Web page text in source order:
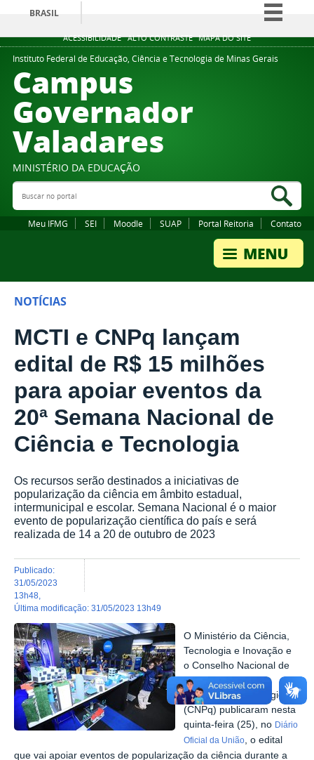
ACESSIBILIDADE ALTO CONTRASTE MAPA DO SITE
BRASIL
Simplifique!
Comunica BR
Instituto Federal de Educação, Ciência e Tecnologia de Minas Gerais
Campus
Governador
Valadares
MINISTÉRIO DA EDUCAÇÃO
Buscar no portal
Meu IFMG SEI Moodle SUAP Portal Reitoria Contato
NOTÍCIAS
MCTI e CNPq lançam
edital de R$ 15 milhões
para apoiar eventos da
20ª Semana Nacional de
Ciência e Tecnologia
Os recursos serão destinados a iniciativas de
popularização da ciência em âmbito estadual,
intermunicipal e escolar. Semana Nacional é o maior
evento de popularização científica do país e será
realizada de 14 a 20 de outubro de 2023
publicado:
31/05/2023
13h48
última modificação: 31/05/2023 13h49
O Ministério da Ciência,
Tecnologia e Inovação e
o Conselho Nacional de
Desenvolvimento
Científico e Tecnológico
(CNPq) publicaram nesta
quinta-feira (25), no Diário
Oficial da União, o edital
que vai apoiar eventos de popularização da ciência durante a